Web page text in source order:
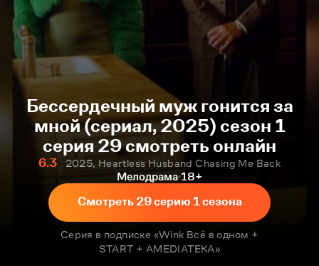
Бессердечный муж гонится за
мной (сериал, 2025) сезон 1
серия 29 смотреть онлайн
6.3
2025, Heartless Husband Chasing Me Back
Мелодрама 18+
Смотреть 29 серию 1 сезона
Серия в подписке «Wink Всё в одном +
START + AMEDIATEKA»